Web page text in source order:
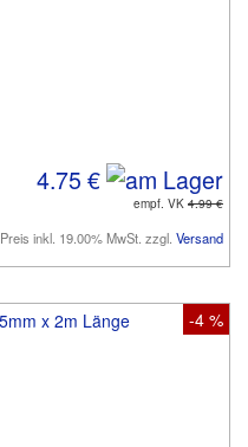
4.75 €
empf. VK 4.99 €
Preis inkl. 19.00% MwSt. zzgl. Versand
-4 %